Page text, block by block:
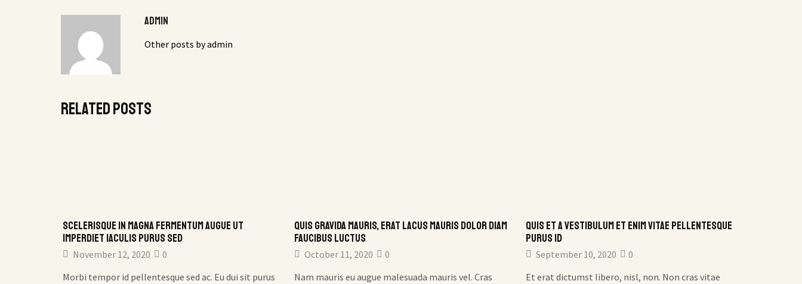
admin
Other posts by admin
Related posts
Scelerisque in magna fermentum augue ut
imperdiet iaculis purus sed
November 12, 2020
0
Morbi tempor id pellentesque sed ac. Eu dui sit purus
Quis gravida mauris, erat lacus mauris dolor diam
faucibus luctus
October 11, 2020
0
Nam mauris eu augue malesuada mauris vel. Cras
Quis et a vestibulum et enim vitae pellentesque
purus id
September 10, 2020
0
Et erat dictumst libero, nisl, non. Non cras vitae